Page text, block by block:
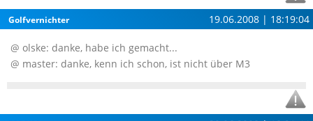
Golfvernichter 19.06.2008 | 18:19:04
@ olske: danke, habe ich gemacht...
@ master: danke, kenn ich schon, ist nicht über M3